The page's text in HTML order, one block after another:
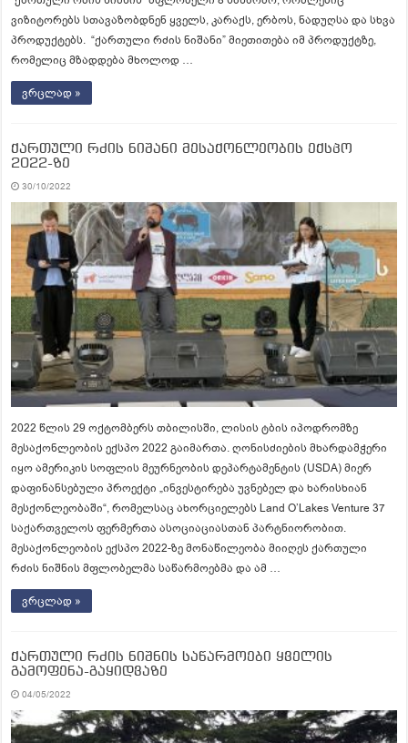
ვიზიტორებს სთავაზობდნენ ყველს, კარაქს, ერბოს, ნადუღსა და სხვა
პროდუქტებს. “ქართული რძის ნიშანი” მიეთითება იმ პროდუქტზე,
რომელიც მზადდება მხოლოდ …
ვრცლად »
ქართული რძის ნიშანი მესაქონლეობის ექსპო
2022-ზე
30/10/2022
2022 წლის 29 ოქტომბერს თბილისში, ლისის ტბის იპოდრომზე
მესაქონლეობის ექსპო 2022 გაიმართა. ღონისძიების მხარდამჭერი
იყო ამერიკის სოფლის მეურნეობის დეპარტამენტის (USDA) მიერ
დაფინანსებული პროექტი „ინვესტირება უვნებელ და ხარისხიან
მესქონლეობაში“, რომელსაც ახორციელებს Land O’Lakes Venture 37
საქართველოს ფერმერთა ასოციაციასთან პარტნიორობით.
მესაქონლეობის ექსპო 2022-ზე მონაწილეობა მიიღეს ქართული
რძის ნიშნის მფლობელმა საწარმოებმა და ამ …
ვრცლად »
ქართული რძის ნიშნის საწარმოები ყველის
გამოფენა-გაყიდვაზე
04/05/2022